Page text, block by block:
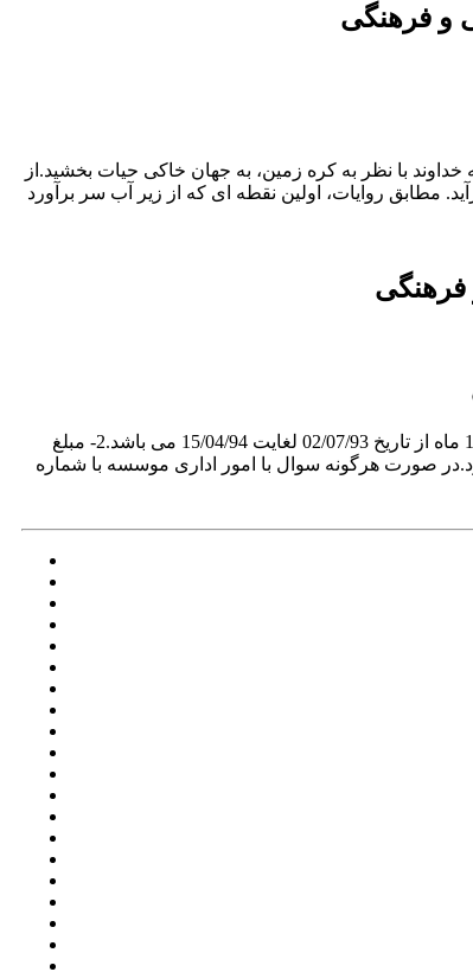
و فرهنگی
روزی است که خداوند با نظر به کره زمین، به جهان خاکی حیات بخشید.از
مطابق روایات، اولین نقطه ای که از زیر آب سر برآورد
فرهنگی
موسسه آموزش عالی غیر انتفاعی غیر دولتی راه دانش بابل در نظر دارد انتشارات خود را بشرح ذیل به پیمانکار واگذار نماید:1- مدت قرارداد 10 ماه از تاریخ 02/07/93 لغایت 15/04/94 می باشد.2- مبلغ
به امور مالی تحویل داده شود.در صورت هرگونه سوال با امور اداری موسسه با شماره